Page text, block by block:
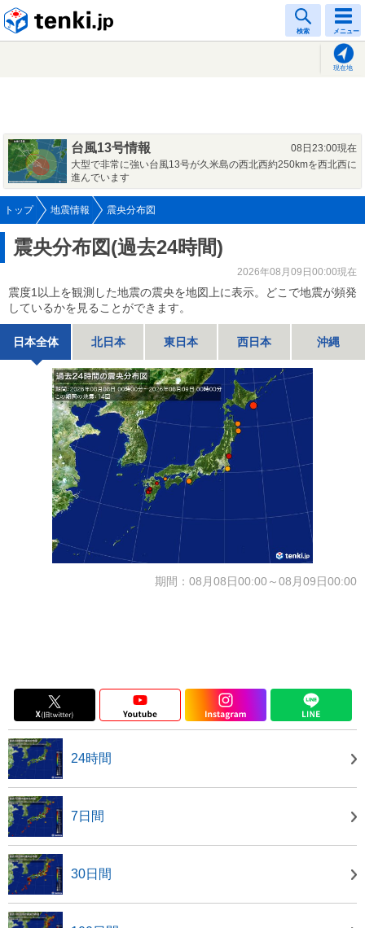
検索 メニュー
現在地
台風13号情報
08日23:00現在
大型で非常に強い台風13号が久米島の西北西約250kmを西北西に
進んでいます
トップ 地震情報 震央分布図
震央分布図(過去24時間)
2026年08月09日00:00現在
震度1以上を観測した地震の震央を地図上に表示。どこで地震が頻発
しているかを見ることができます。
日本全体 北日本 東日本 西日本 沖縄
期間：08月08日00:00～08月09日00:00
24時間
7日間
30日間